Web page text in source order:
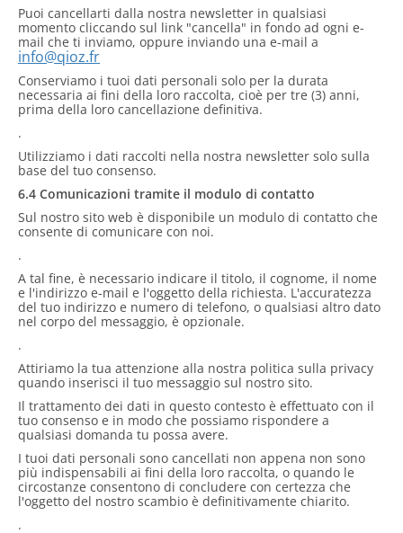
Puoi cancellarti dalla nostra newsletter in qualsiasi
momento cliccando sul link "cancella" in fondo ad ogni e-
mail che ti inviamo, oppure inviando una e-mail a
info@qioz.fr
Conserviamo i tuoi dati personali solo per la durata
necessaria ai fini della loro raccolta, cioè per tre (3) anni,
prima della loro cancellazione definitiva.
.
Utilizziamo i dati raccolti nella nostra newsletter solo sulla
base del tuo consenso.
6.4 Comunicazioni tramite il modulo di contatto
Sul nostro sito web è disponibile un modulo di contatto che
consente di comunicare con noi.
.
A tal fine, è necessario indicare il titolo, il cognome, il nome
e l'indirizzo e-mail e l'oggetto della richiesta. L'accuratezza
del tuo indirizzo e numero di telefono, o qualsiasi altro dato
nel corpo del messaggio, è opzionale.
.
Attiriamo la tua attenzione alla nostra politica sulla privacy
quando inserisci il tuo messaggio sul nostro sito.
Il trattamento dei dati in questo contesto è effettuato con il
tuo consenso e in modo che possiamo rispondere a
qualsiasi domanda tu possa avere.
I tuoi dati personali sono cancellati non appena non sono
più indispensabili ai fini della loro raccolta, o quando le
circostanze consentono di concludere con certezza che
l'oggetto del nostro scambio è definitivamente chiarito.
.